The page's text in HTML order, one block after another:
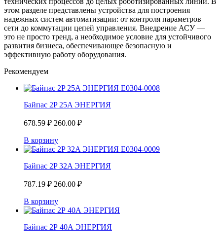
этом разделе представлены устройства для построения
надежных систем автоматизации: от контроля параметров
сети до коммутации цепей управления. Внедрение АСУ —
это не просто тренд, а необходимое условие для устойчивого
развития бизнеса, обеспечивающее безопасную и
эффективную работу оборудования.
Рекомендуем
Байпас 2P 25A ЭНЕРГИЯ
678.59 ₽ 260.00 ₽
В корзину
Байпас 2P 32A ЭНЕРГИЯ
787.19 ₽ 260.00 ₽
В корзину
Байпас 2Р 40А ЭНЕРГИЯ